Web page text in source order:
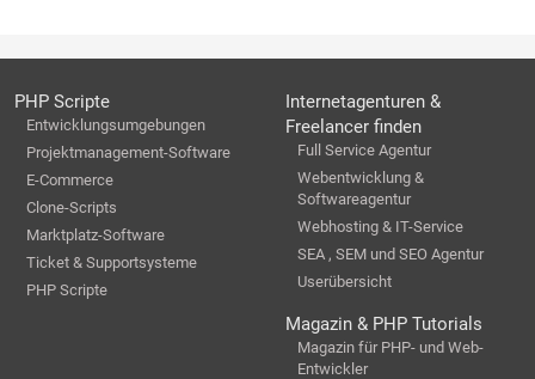
PHP Scripte
Entwicklungsumgebungen
Projektmanagement-Software
E-Commerce
Clone-Scripts
Marktplatz-Software
Ticket & Supportsysteme
PHP Scripte
Internetagenturen &
Freelancer finden
Full Service Agentur
Webentwicklung &
Softwareagentur
Webhosting & IT-Service
SEA , SEM und SEO Agentur
Userübersicht
Magazin & PHP Tutorials
Magazin für PHP- und Web-
Entwickler